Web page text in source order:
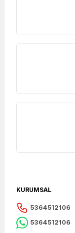
KURUMSAL
5364512106
5364512106